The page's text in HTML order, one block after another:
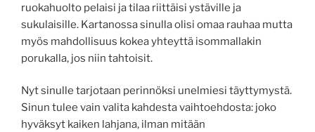
ruokahuolto pelaisi ja tilaa riittäisi ystäville ja
sukulaisille. Kartanossa sinulla olisi omaa rauhaa mutta
myös mahdollisuus kokea yhteyttä isommallakin
porukalla, jos niin tahtoisit.
Nyt sinulle tarjotaan perinnöksi unelmiesi täyttymystä.
Sinun tulee vain valita kahdesta vaihtoehdosta: joko
hyväksyt kaiken lahjana, ilman mitään